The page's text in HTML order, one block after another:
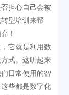
担心自己会被
型培训来帮
！
它就是利用数
式。这听起来
日常使用的智
些都是数字化